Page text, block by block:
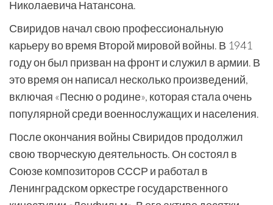
Николаевича Натансона.
Свиридов начал свою профессиональную
карьеру во время Второй мировой войны. В 1941
году он был призван на фронт и служил в армии. В
это время он написал несколько произведений,
включая «Песню о родине», которая стала очень
популярной среди военнослужащих и населения.
После окончания войны Свиридов продолжил
свою творческую деятельность. Он состоял в
Союзе композиторов СССР и работал в
Ленинградском оркестре государственного